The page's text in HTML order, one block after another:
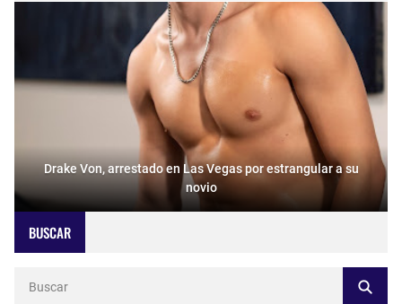
Drake Von, arrestado en Las Vegas por estrangular a su
novio
BUSCAR